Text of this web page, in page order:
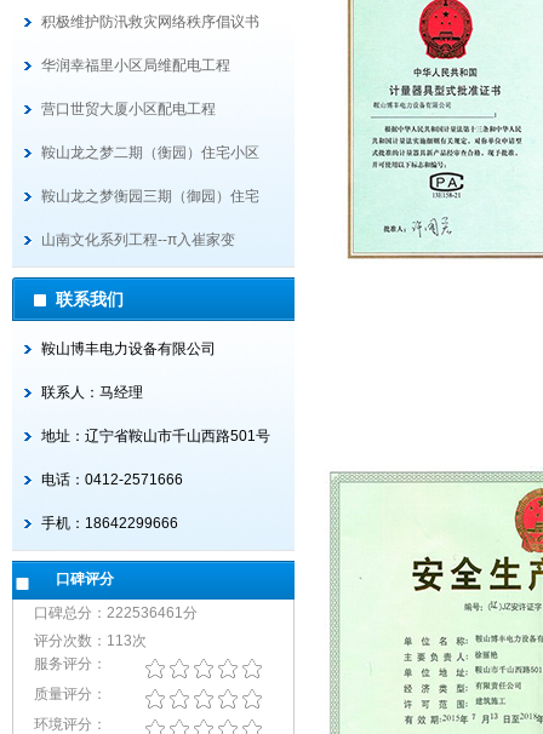
积极维护防汛救灾网络秩序倡议书
华润幸福里小区局维配电工程
营口世贸大厦小区配电工程
鞍山龙之梦二期（衡园）住宅小区
鞍山龙之梦衡园三期（御园）住宅
山南文化系列工程--π入崔家变
联系我们
鞍山博丰电力设备有限公司
联系人：马经理
地址：辽宁省鞍山市千山西路501号
电话：0412-2571666
手机：18642299666
口碑评分
口碑总分：222536461分
评分次数：113次
服务评分：
质量评分：
环境评分：